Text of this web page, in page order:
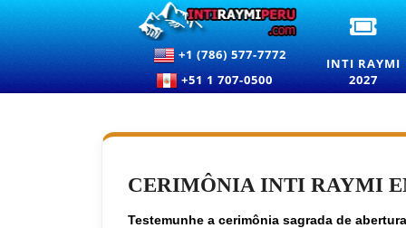
+1 (786) 577-7772
+51 1 707-0500
PARA
DO
INTI
2026
INTI RAYMI
2027
CERIMÔNIA INTI RAYMI
Testemunhe a cerimônia sagrada de